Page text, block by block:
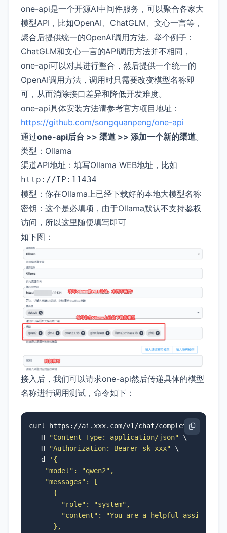
one-api是一个开源AI中间件服务，可以聚合各家大
模型API，比如OpenAI、ChatGLM、文心一言等，
聚合后提供统一的OpenAI调用方法。举个例子：
ChatGLM和文心一言的API调用方法并不相同，
one-api可以对其进行整合，然后提供一个统一的
OpenAI调用方法，调用时只需要改变模型名称即
可，从而消除接口差异和降低开发难度。
one-api具体安装方法请参考官方项目地址：
https://github.com/songquanpeng/one-api
通过one-api后台 >> 渠道 >> 添加一个新的渠道。
类型：Ollama
渠道API地址：填写Ollama WEB地址，比如
http://IP:11434
模型：你在Ollama上已经下载好的本地大模型名称
密钥：这个是必填项，由于Ollama默认不支持鉴权
访问，所以这里随便填写即可
如下图：
接入后，我们可以请求one-api然后传递具体的模型
名称进行调用测试，命令如下：
curl https://ai.xxx.com/v1/chat/completions \
  -H
"Content-Type: application/json" \
  -H
"Authorization: Bearer sk-xxx" \
  -d
'{
    "model": "qwen2",
    "messages": [
      {
        "role": "system",
        "content": "You are a helpful assistant."
      },